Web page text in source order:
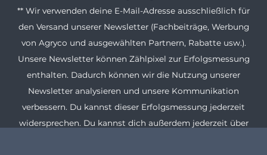
** Wir verwenden deine E-Mail-Adresse ausschließlich für
den Versand unserer Newsletter (Fachbeiträge, Werbung
von Agryco und ausgewählten Partnern, Rabatte usw.).
Unsere Newsletter können Zählpixel zur Erfolgsmessung
enthalten. Dadurch können wir die Nutzung unserer
Newsletter analysieren und unsere Kommunikation
verbessern. Du kannst dieser Erfolgsmessung jederzeit
widersprechen. Du kannst dich außerdem jederzeit über